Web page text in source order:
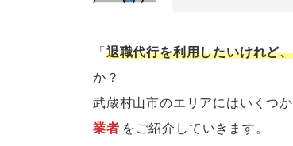
「 退職代行を利用したいけれど
か？
武蔵村山市のエリアにはいくつ
業者 をご紹介していきます。